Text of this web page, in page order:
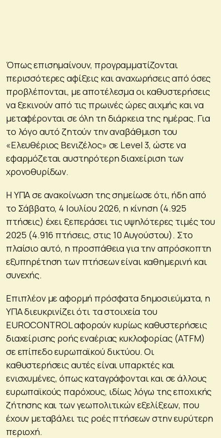
Όπως επισημαίνουν, προγραμματίζονται
περισσότερες αφίξεις και αναχωρήσεις από όσες
προβλέπονται, με αποτέλεσμα οι καθυστερήσεις
να ξεκινούν από τις πρωινές ώρες αιχμής και να
μεταφέρονται σε όλη τη διάρκεια της ημέρας. Για
το λόγο αυτό ζητούν την αναβάθμιση του
«Ελευθέριος Βενιζέλος» σε Level 3, ώστε να
εφαρμόζεται αυστηρότερη διαχείριση των
χρονοθυρίδων.
Η ΥΠΑ σε ανακοίνωση της σημείωσε ότι, ήδη από
το Σάββατο, 4 Ιουλίου 2026, η κίνηση (4.925
πτήσεις) έχει ξεπεράσει τις υψηλότερες τιμές του
2025 (4.916 πτήσεις, στις 10 Αυγούστου). Στο
πλαίσιο αυτό, η προσπάθεια για την απρόσκοπτη
εξυπηρέτηση των πτήσεων είναι καθημερινή και
συνεχής.
Επιπλέον με αφορμή πρόσφατα δημοσιεύματα, η
ΥΠΑ διευκρινίζει ότι τα στοιχεία του
EUROCONTROL αφορούν κυρίως καθυστερήσεις
διαχείρισης ροής εναέριας κυκλοφορίας (ATFM)
σε επίπεδο ευρωπαϊκού δικτύου. Οι
καθυστερήσεις αυτές είναι υπαρκτές και
ενισχυμένες, όπως καταγράφονται και σε άλλους
ευρωπαϊκούς παρόχους, ιδίως λόγω της εποχικής
ζήτησης και των γεωπολιτικών εξελίξεων, που
έχουν μεταβάλει τις ροές πτήσεων στην ευρύτερη
περιοχή.